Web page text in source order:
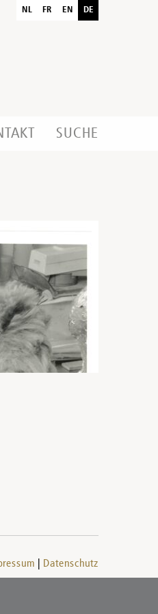
NL FR EN DE
SUCHE
Datenschutz